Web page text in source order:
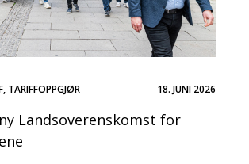
, TARIFFOPPGJØR 18. JUNI 2026
Landsoverenskomst for